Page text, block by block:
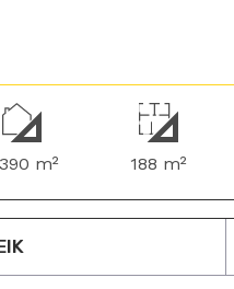
m² 188 m²